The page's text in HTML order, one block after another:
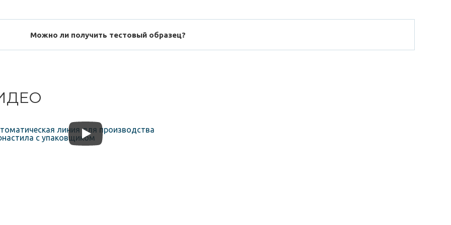
Можно ли получить тестовый образец?